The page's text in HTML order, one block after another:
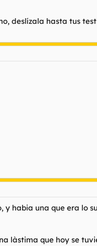
deslízala hasta tus
y habia una que era lo
làstima que hoy se